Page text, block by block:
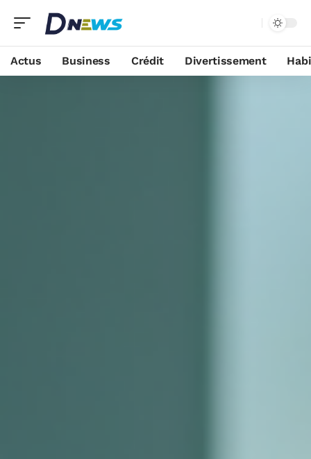
Actus Business Crédit Divertissement